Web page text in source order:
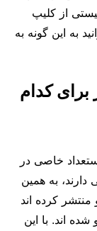
از کلیپ
به این گونه به
برای کدام
خاصی در
به همین
کرده اند
اند. با این